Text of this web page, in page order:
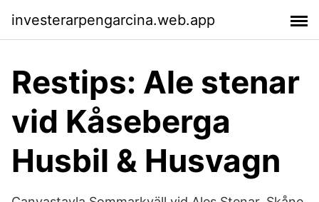
investerarpengarcina.web.app
Restips: Ale stenar
vid Kåseberga
Husbil & Husvagn